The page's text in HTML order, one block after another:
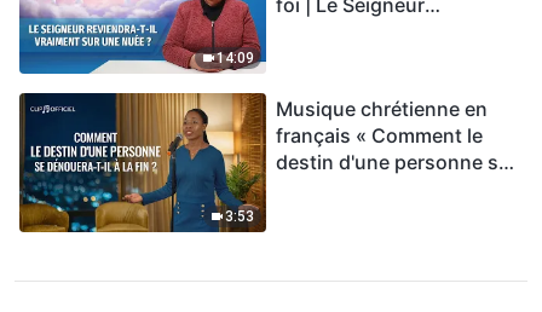
14:09
3:53
Musique chrétienne en
français « Comment le
destin d'une personne se